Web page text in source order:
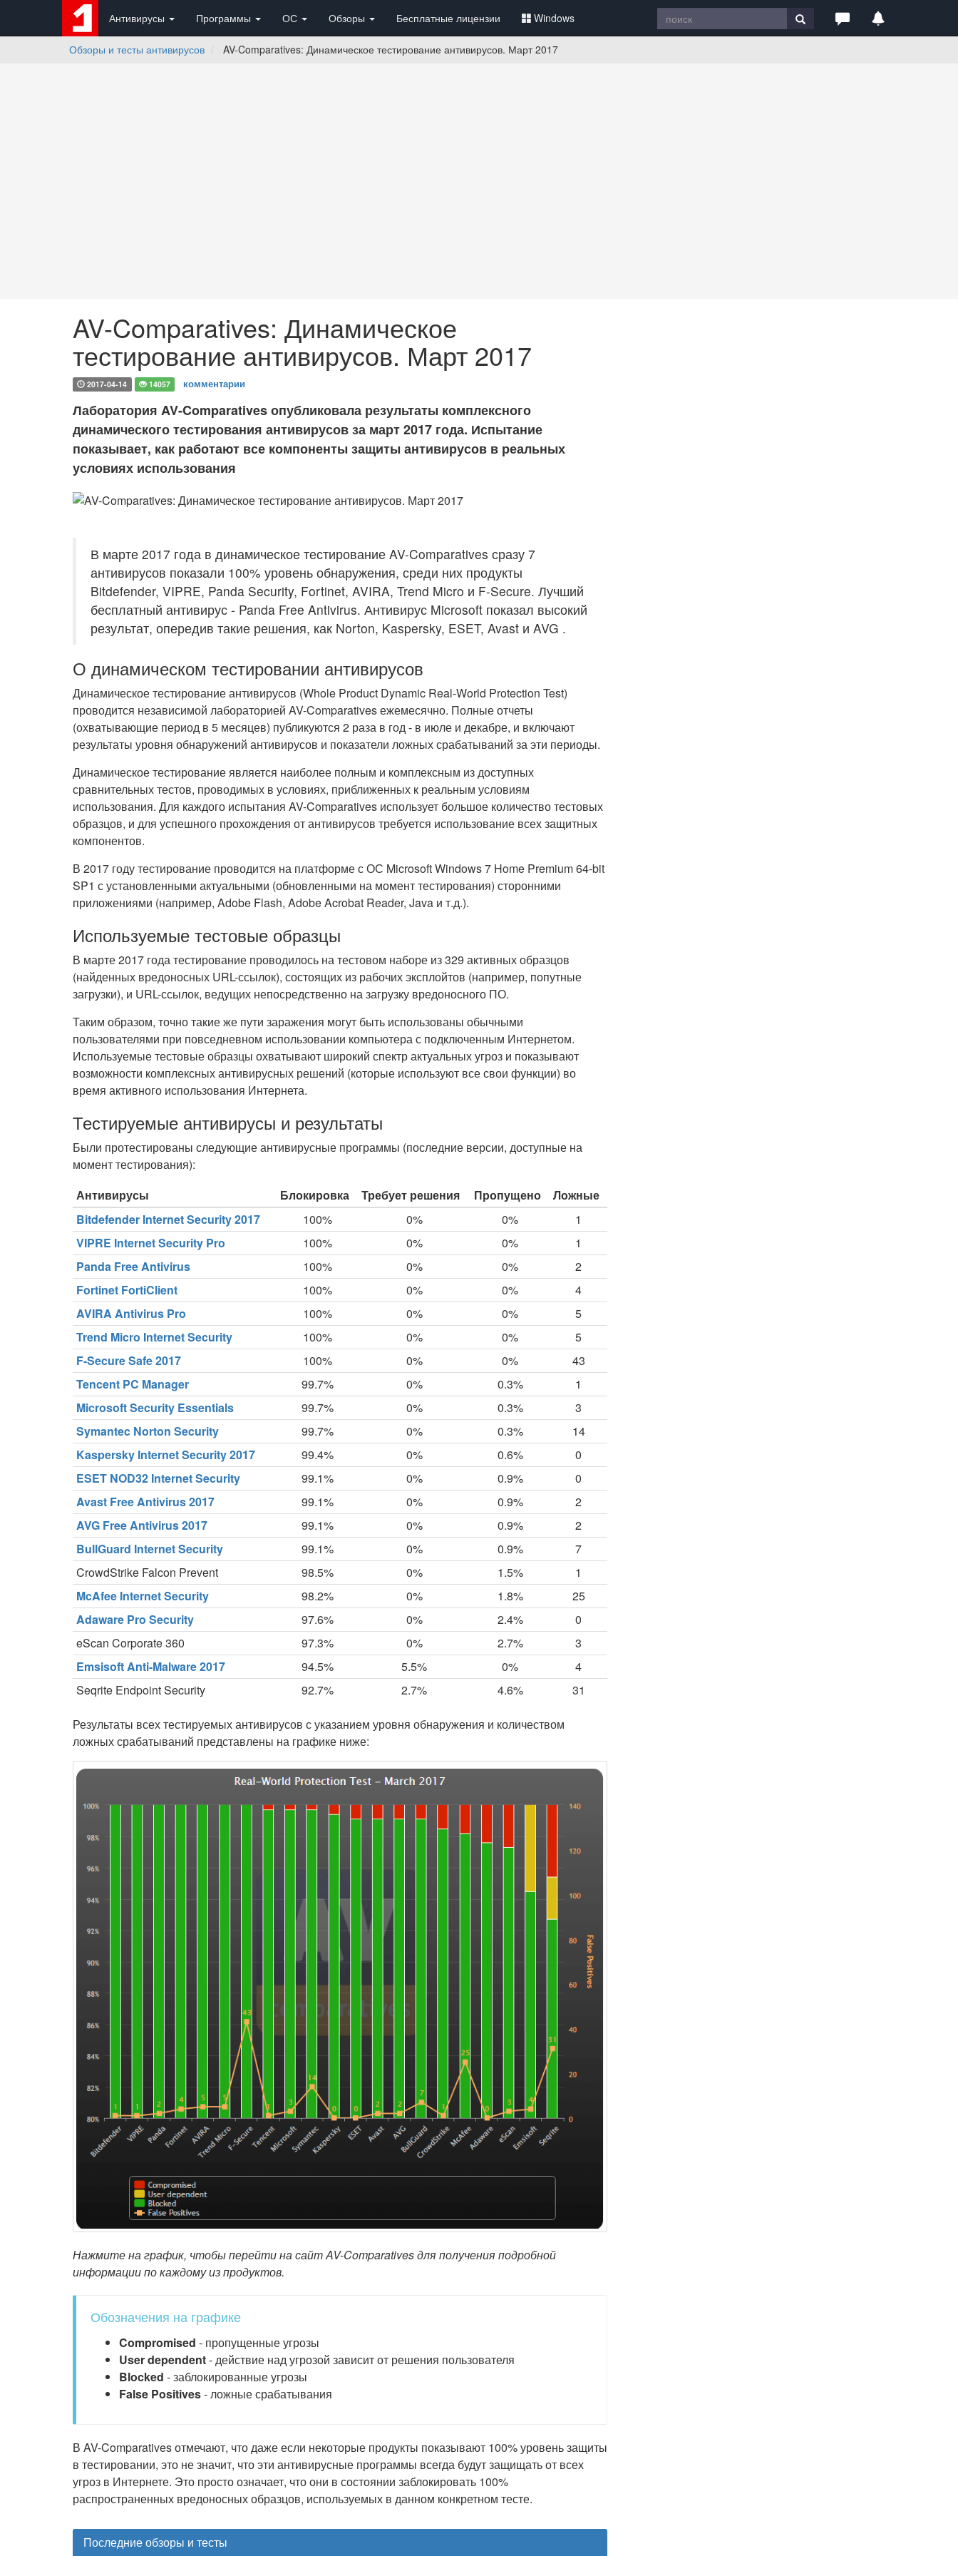
Антивирусы Программы ОС Обзоры Бесплатные лицензии Windows
Обзоры и тесты антивирусов AV-Comparatives: Динамическое тестирование антивирусов. Март 2017
AV-Comparatives: Динамическое
тестирование антивирусов. Март 2017
2017-04-14 14057 комментарии
Лаборатория AV-Comparatives опубликовала результаты комплексного
динамического тестирования антивирусов за март 2017 года. Испытание
показывает, как работают все компоненты защиты антивирусов в реальных
условиях использования
В марте 2017 года в динамическое тестирование AV-Comparatives сразу 7
антивирусов показали 100% уровень обнаружения, среди них продукты
Bitdefender, VIPRE, Panda Security, Fortinet, AVIRA, Trend Micro и F-Secure. Лучший
бесплатный антивирус - Panda Free Antivirus. Антивирус Microsoft показал высокий
результат, опередив такие решения, как Norton, Kaspersky, ESET, Avast и AVG .
О динамическом тестировании антивирусов
Динамическое тестирование антивирусов (Whole Product Dynamic Real-World Protection Test)
проводится независимой лабораторией AV-Comparatives ежемесячно. Полные отчеты
(охватывающие период в 5 месяцев) публикуются 2 раза в год - в июле и декабре, и включают
результаты уровня обнаружений антивирусов и показатели ложных срабатываний за эти периоды.
Динамическое тестирование является наиболее полным и комплексным из доступных
сравнительных тестов, проводимых в условиях, приближенных к реальным условиям
использования. Для каждого испытания AV-Comparatives использует большое количество тестовых
образцов, и для успешного прохождения от антивирусов требуется использование всех защитных
компонентов.
В 2017 году тестирование проводится на платформе с ОС Microsoft Windows 7 Home Premium 64-bit
SP1 с установленными актуальными (обновленными на момент тестирования) сторонними
приложениями (например, Adobe Flash, Adobe Acrobat Reader, Java и т.д.).
Используемые тестовые образцы
В марте 2017 года тестирование проводилось на тестовом наборе из 329 активных образцов
(найденных вредоносных URL-ссылок), состоящих из рабочих эксплойтов (например, попутные
загрузки), и URL-ссылок, ведущих непосредственно на загрузку вредоносного ПО.
Таким образом, точно такие же пути заражения могут быть использованы обычными
пользователями при повседневном использовании компьютера с подключенным Интернетом.
Используемые тестовые образцы охватывают широкий спектр актуальных угроз и показывают
возможности комплексных антивирусных решений (которые используют все свои функции) во
время активного использования Интернета.
Тестируемые антивирусы и результаты
Были протестированы следующие антивирусные программы (последние версии, доступные на
момент тестирования):
Антивирусы
Блокировка Требует решения Пропущено
Ложные
Bitdefender Internet Security 2017
100% 0% 0%
1
VIPRE Internet Security Pro
100% 0% 0%
1
Panda Free Antivirus
100% 0% 0%
2
Fortinet FortiClient
100% 0% 0%
4
AVIRA Antivirus Pro
100% 0% 0%
5
Trend Micro Internet Security
100% 0% 0%
5
F-Secure Safe 2017
100% 0% 0%
43
Tencent PC Manager
99.7% 0% 0.3%
1
Microsoft Security Essentials
99.7% 0% 0.3%
3
Symantec Norton Security
99.7% 0% 0.3%
14
Kaspersky Internet Security 2017
99.4% 0% 0.6%
0
ESET NOD32 Internet Security
99.1% 0% 0.9%
0
Avast Free Antivirus 2017
99.1% 0% 0.9%
2
AVG Free Antivirus 2017
99.1% 0% 0.9%
2
BullGuard Internet Security
99.1% 0% 0.9%
7
CrowdStrike Falcon Prevent
98.5% 0% 1.5%
1
McAfee Internet Security
98.2% 0% 1.8%
25
Adaware Pro Security
97.6% 0% 2.4%
0
eScan Corporate 360
97.3% 0% 2.7%
3
Emsisoft Anti-Malware 2017
94.5% 5.5% 0%
4
Seqrite Endpoint Security
92.7% 2.7% 4.6% 31
Результаты всех тестируемых антивирусов с указанием уровня обнаружения и количеством
ложных срабатываний представлены на графике ниже:
Нажмите на график, чтобы перейти на сайт AV-Comparatives для получения подробной
информации по каждому из продуктов.
Обозначения на графике
Compromised - пропущенные угрозы
User dependent- действие над угрозой зависит от решения пользователя
Blocked - заблокированные угрозы
False Positives- ложные срабатывания
В AV-Comparatives отмечают, что даже если некоторые продукты показывают 100% уровень защиты
в тестировании, это не значит, что эти антивирусные программы всегда будут защищать от всех
угроз в Интернете. Это просто означает, что они в состоянии заблокировать 100%
распространенных вредоносных образцов, используемых в данном конкретном тесте.
Последние обзоры и тесты